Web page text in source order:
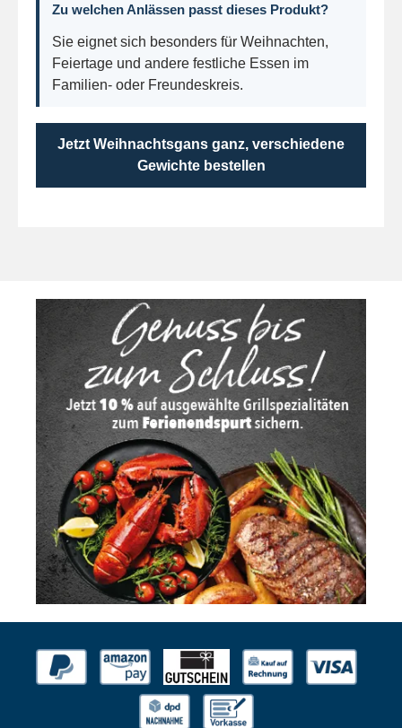
Zu welchen Anlässen passt dieses Produkt?
Sie eignet sich besonders für Weihnachten,
Feiertage und andere festliche Essen im
Familien- oder Freundeskreis.
Jetzt Weihnachtsgans ganz, verschiedene
Gewichte bestellen